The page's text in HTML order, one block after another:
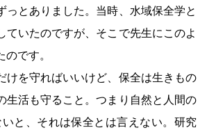
っとありました。当時、水域保全学と
ていたのですが、そこで先生にこのよ
のです。
けを守ればいいけど、保全は生きもの
生活も守ること。つまり自然と人間の
と、それは保全とは言えない。研究